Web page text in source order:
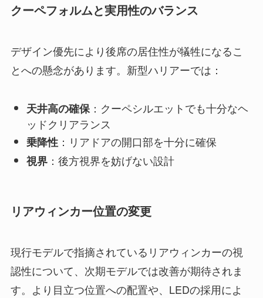
クーペフォルムと実用性のバランス
デザイン優先により後席の居住性が犠牲になるこ
とへの懸念があります。新型ハリアーでは：
天井高の確保：クーペシルエットでも十分なヘ
ッドクリアランス
乗降性：リアドアの開口部を十分に確保
視界：後方視界を妨げない設計
リアウィンカー位置の変更
現行モデルで指摘されているリアウィンカーの視
認性について、次期モデルでは改善が期待されま
す。より目立つ位置への配置や、LEDの採用によ